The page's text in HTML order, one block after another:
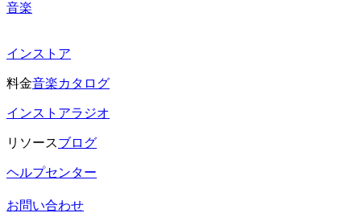
音楽
インストア
料金音楽カタログ
インストアラジオ
リソースブログ
ヘルプセンター
お問い合わせ